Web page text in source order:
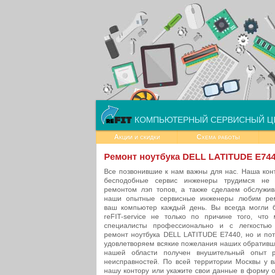
КОМПЬЮТЕРНЫЙ СЕРВИСНЫЙ
Акции и скидки Схема работы
Ремонт ноутбука DELL LATITUDE
Все позвонившие к нам важны для нас. Наша
бесподобные сервис инженеры трудимся не
ремонтом лэп топов, а также сделаем
наши опытные сервисные инженеры любим
ваш компьютер каждый день. Вы всегда могли
reFIT-service не только по причине того,
специалисты профессионально и с
ремонт ноутбука DELL LATITUDE E7440, но и
удовлетворяем всякие пожелания наших
нашей области получен внушительный
неисправностей. По всей территории Москвы
нашу контору или укажите свои данные в форму